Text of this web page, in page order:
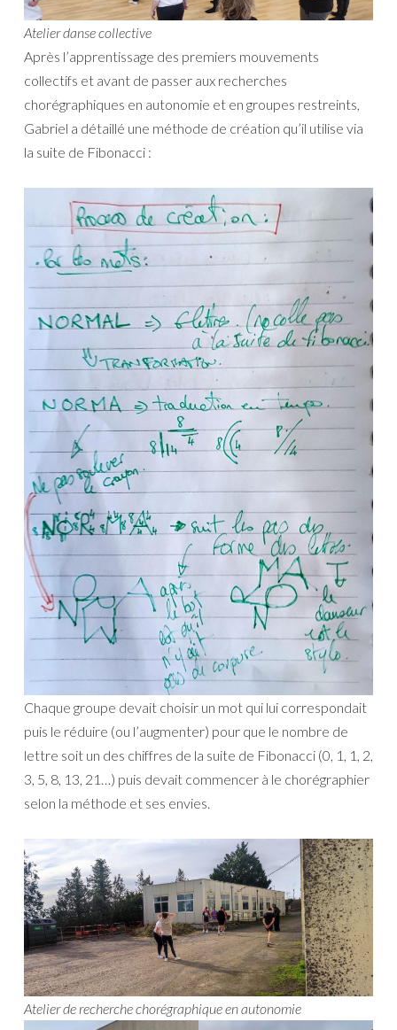
Atelier danse collective
Après l’apprentissage des premiers mouvements
collectifs et avant de passer aux recherches
chorégraphiques en autonomie et en groupes restreints,
Gabriel a détaillé une méthode de création qu’il utilise via
la suite de Fibonacci :
Chaque groupe devait choisir un mot qui lui correspondait
puis le réduire (ou l’augmenter) pour que le nombre de
lettre soit un des chiffres de la suite de Fibonacci (0, 1, 1, 2,
3, 5, 8, 13, 21…) puis devait commencer à le chorégraphier
selon la méthode et ses envies.
Atelier de recherche chorégraphique en autonomie